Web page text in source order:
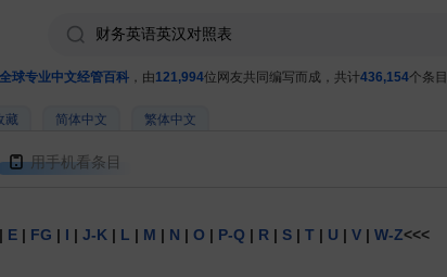
全球专业中文经管百科 ，由121,994位网友共同编写而成，共计436,154个条目
藏 简体中文 繁体中文
用手机看条目
| E | FG | I | J-K | L | M | N | O | P-Q | R | S | T | U | V | W-Z<<<